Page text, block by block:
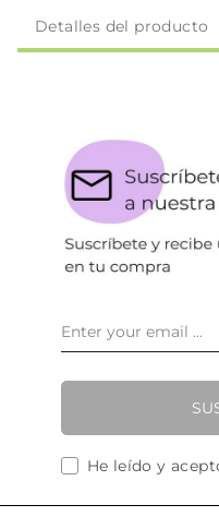
Detalles del producto
He leído y